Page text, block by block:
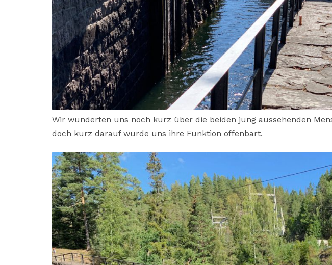
Wir wunderten uns noch kurz über die beiden jung aussehenden
doch kurz darauf wurde uns ihre Funktion offenbart.